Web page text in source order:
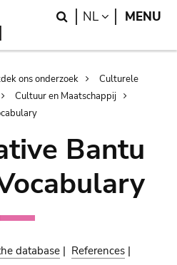
Search
NL LANGUAGE
MENU
ons onderzoek
Culturele
Cultuur en Maatschappij
Bantu
database | References |